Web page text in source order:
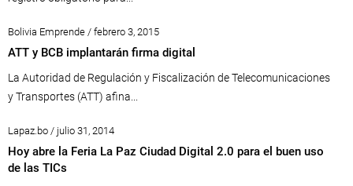
Bolivia Emprende / febrero 3, 2015
ATT y BCB implantarán firma digital
La Autoridad de Regulación y Fiscalización de Telecomunicaciones
y Transportes (ATT) afina...
Lapaz.bo / julio 31, 2014
Hoy abre la Feria La Paz Ciudad Digital 2.0 para el buen uso
de las TICs